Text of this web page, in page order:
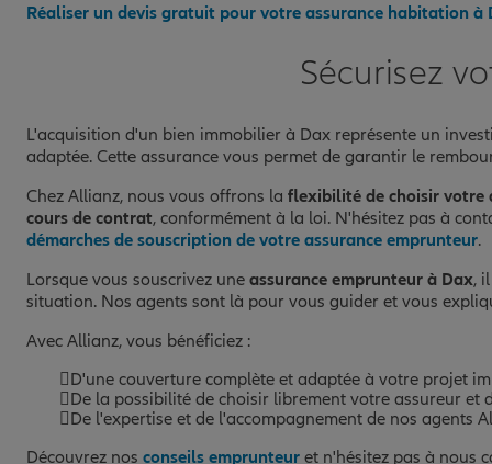
Réaliser un devis gratuit pour votre assurance habitation à
Sécurisez
L'acquisition d'un bien immobilier à Dax représente un
adaptée. Cette assurance vous permet de garantir le
Chez Allianz, nous vous offrons la flexibilité de choisir votre
cours de contrat, conformément à la loi. N'hésitez pas à
démarches de souscription de votre assurance emprunteur.
Lorsque vous souscrivez une assurance emprunteur à Dax,
situation. Nos agents sont là pour vous guider et vous
Avec Allianz, vous bénéficiez :
D'une couverture complète et adaptée à votre projet
De la possibilité de choisir librement votre assureur et
De l'expertise et de l'accompagnement de nos agents
Découvrez nos conseils emprunteur et n'hésitez pas à nous